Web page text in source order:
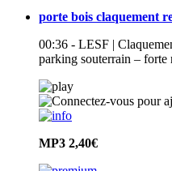
porte bois claquement
00:36 - LESF |
parking souterrain – forte
MP3 2,40€